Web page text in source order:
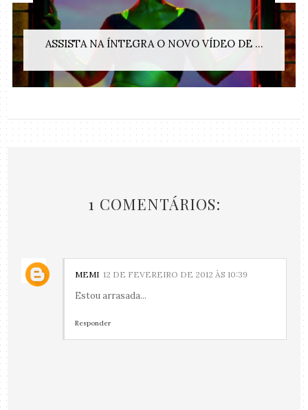
ASSISTA NA ÍNTEGRA O NOVO VÍDEO DE ...
1 COMENTÁRIOS:
MEMI 12 DE FEVEREIRO DE 2012 ÀS 10:39
Estou arrasada...
Responder